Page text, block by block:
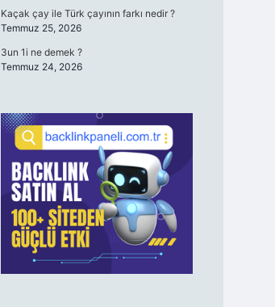
Kaçak çay ile Türk çayının farkı nedir ?
Temmuz 25, 2026
3un 1i ne demek ?
Temmuz 24, 2026